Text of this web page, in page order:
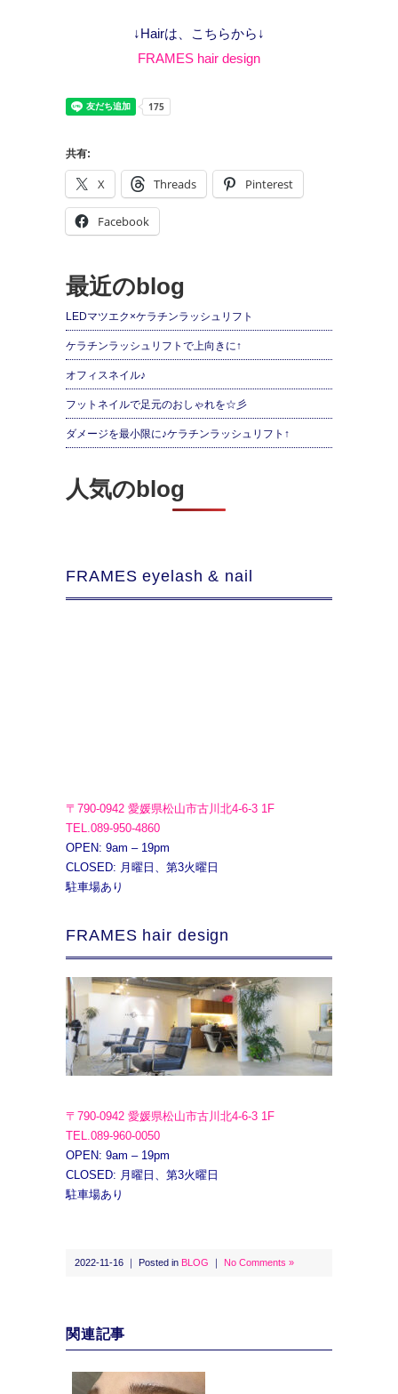
↓Hairは、こちらから↓
FRAMES hair design
共有:
X Threads Pinterest
Facebook
最近のblog
LEDマツエク×ケラチンラッシュリフト
ケラチンラッシュリフトで上向きに↑
オフィスネイル♪
フットネイルで足元のおしゃれを☆彡
ダメージを最小限に♪ケラチンラッシュリフト↑
人気のblog
FRAMES eyelash & nail
〒790-0942 愛媛県松山市古川北4-6-3 1F
TEL.089-950-4860
OPEN: 9am – 19pm
CLOSED: 月曜日、第3火曜日
駐車場あり
FRAMES hair design
〒790-0942 愛媛県松山市古川北4-6-3 1F
TEL.089-960-0050
OPEN: 9am – 19pm
CLOSED: 月曜日、第3火曜日
駐車場あり
2022-11-16 ｜ Posted in BLOG ｜ No Comments »
関連記事